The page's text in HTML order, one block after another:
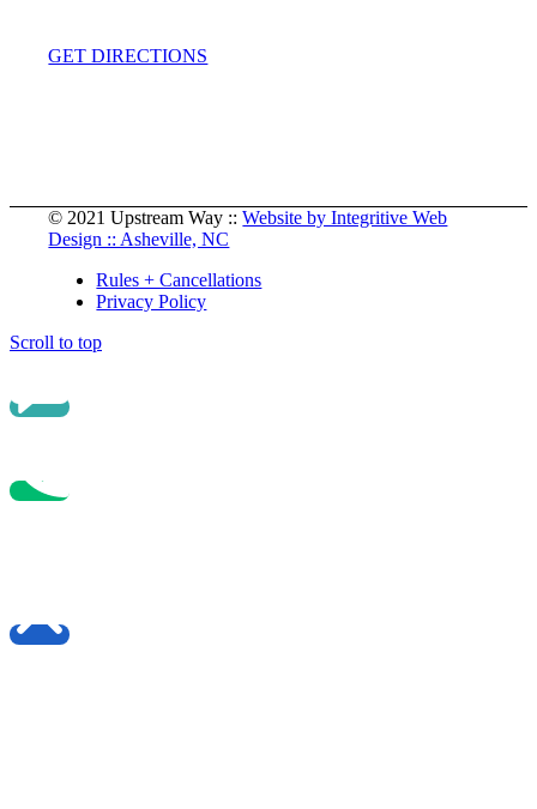
GET DIRECTIONS
© 2021 Upstream Way :: Website by Integritive Web
Design :: Asheville, NC
Rules + Cancellations
Privacy Policy
Scroll to top